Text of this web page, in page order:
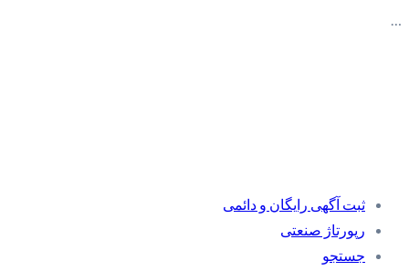
…
ثبت آگهی رایگان و دائمی
رپورتاژ صنعتی
جستجو